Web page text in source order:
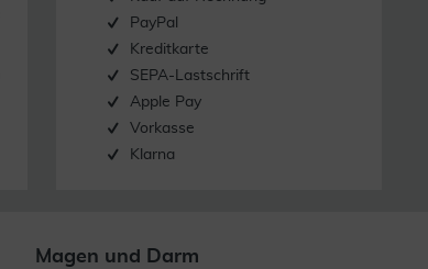
PayPal
Kreditkarte
SEPA-Lastschrift
Apple Pay
Vorkasse
Klarna
Magen und Darm